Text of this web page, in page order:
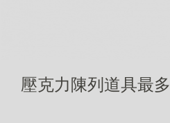
壓克力陳列道具最多